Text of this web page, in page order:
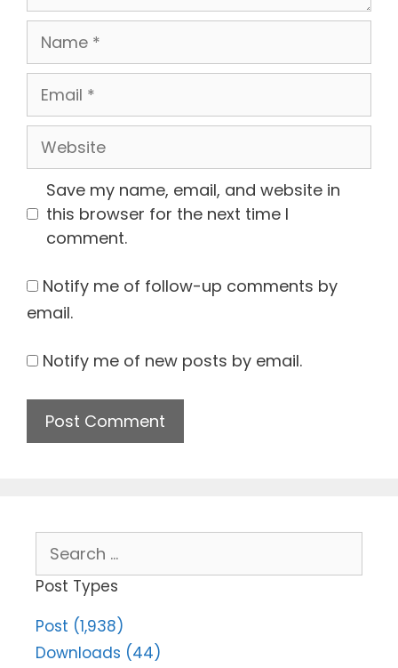
Name
Email
Website
Save my name, email, and website in
this browser for the next time I
comment.
Notify me of follow-up comments by
email.
Notify me of new posts by email.
for:
Post Types
Post (1,938)
Downloads (44)